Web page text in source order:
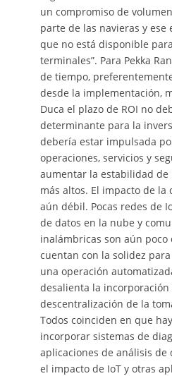
un compromiso de
parte de las navieras y ese
que no está disponible
terminales”. Para Pekka
de tiempo,
desde la implementación,
Duca el plazo de ROI no
determinante para la
debería estar impulsada
operaciones, servicios y
aumentar la estabilidad de
más altos. El impacto de la
aún débil. Pocas redes de
de datos en la nube y
inalámbricas son aún poco
cuentan con la solidez
una operación
desalienta la
descentralización de la
Todos coinciden en que
incorporar sistemas de
aplicaciones de análisis de
el impacto de IoT y otras